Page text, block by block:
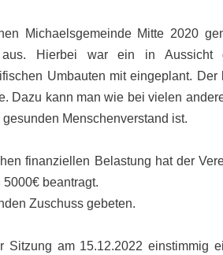
Michaelsgemeinde Mitte 2020
Hierbei war ein in Aussicht
Umbauten mit eingeplant.
Dazu kann man wie bei vielen
Menschenverstand ist.
finanziellen Belastung hat der
beantragt.
Zuschuss gebeten.
am 15.12.2022 einstimmig